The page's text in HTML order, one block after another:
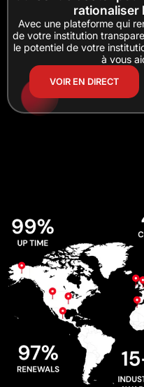
rationaliser
Avec une plateforme qui
de votre institution
le potentiel de votre
à vous
VOIR EN DIRECT